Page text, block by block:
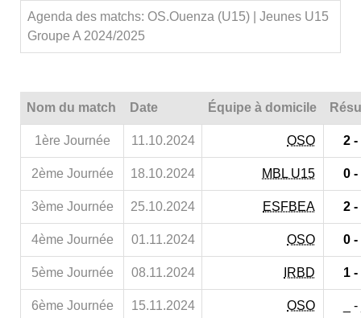
Agenda des matchs: OS.Ouenza (U15) | Jeunes U15
Groupe A 2024/2025
Nom du match Date Équipe à domicile
1ère Journée 11.10.2024 OSO 2 -
2ème Journée 18.10.2024 MBL U15 0 -
3ème Journée 25.10.2024 ESFBEA 2 -
4ème Journée 01.11.2024 OSO 0 -
5ème Journée 08.11.2024 IRBD 1 -
6ème Journée 15.11.2024 OSO _